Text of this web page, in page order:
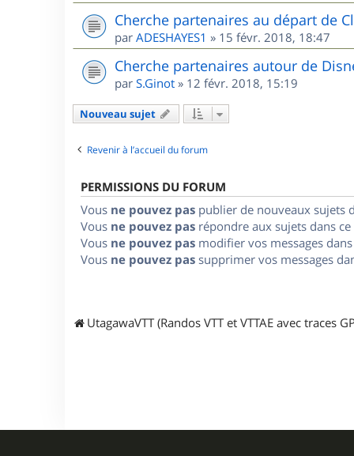
Cherche partenaires au départ de
par ADESHAYES1 » 15 févr. 2018, 18:47
Cherche partenaires autour de
par S.Ginot » 12 févr. 2018, 15:19
Nouveau sujet
Revenir à l’accueil du forum
PERMISSIONS DU FORUM
Vous ne pouvez pas publier de nouveaux sujets
Vous ne pouvez pas répondre aux sujets dans
Vous ne pouvez pas modifier vos messages
Vous ne pouvez pas supprimer vos messages
UtagawaVTT (Randos VTT et VTTAE avec traces